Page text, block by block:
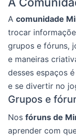
A comunidade
trocar
grupos e fóruns,
e maneiras
desses espaços
e se divertir no
Grupos e
Nos fóruns de
aprender com